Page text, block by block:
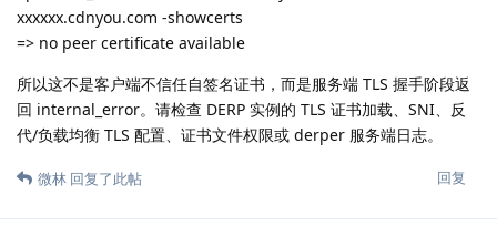
xxxxxx.cdnyou.com -showcerts
=> no peer certificate available
所以这不是客户端不信任自签名证书，而是服务端 TLS 握手阶段返
回 internal_error。请检查 DERP 实例的 TLS 证书加载、SNI、反
代/负载均衡 TLS 配置、证书文件权限或 derper 服务端日志。
回复
微林 回复了此帖